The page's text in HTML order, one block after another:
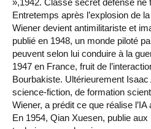
S’engager à Télécom
Paris
Numérique
responsable : nos
élèves impliqués
Parcours Numérique
Responsable
Enquête 1er emploi
Artificielle en
alternance
(admissions closes)
Expert
cybersécurité des
réseaux et des
systèmes
d’information
Intelligence
Artificielle – Expert
• Journaliste
• Diplômé
• Créateur d’entreprise
»,1942. Classé secret défense ne
Entretemps après l’explosion de
Wiener devient antimilitariste et
publié en 1948, un monde piloté
peuvent selon lui conduire à la
1947 en France, fruit de
Bourbakiste. Ultérieurement Isaac
science-fiction, de formation
Wiener, a prédit ce que réalise l’IA
En 1954, Qian Xuesen, publie